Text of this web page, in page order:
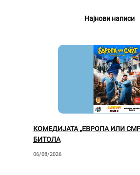
Најнови написи
КОМЕДИЈАТА „ЕВРОПА ИЛИ
БИТОЛА
06/08/2026